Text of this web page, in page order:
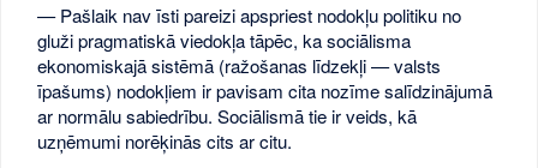
— Pašlaik nav īsti pareizi apspriest nodokļu politiku no
gluži pragmatiskā viedokļa tāpēc, ka sociālisma
ekonomiskajā sistēmā (ražošanas līdzekļi — valsts
īpašums) nodokļiem ir pavisam cita nozīme salīdzinājumā
ar normālu sabiedrību. Sociālismā tie ir veids, kā
uzņēmumi norēķinās cits ar citu.